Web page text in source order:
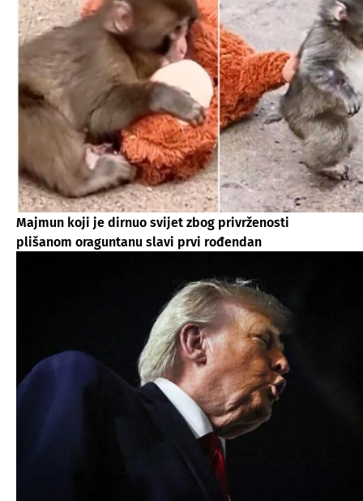
Majmun koji je dirnuo svijet zbog privrženosti
plišanom oraguntanu slavi prvi rođendan